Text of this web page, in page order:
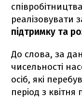
реалізовувати
підтримку та
До слова, за
чисельності
осіб, які
період з